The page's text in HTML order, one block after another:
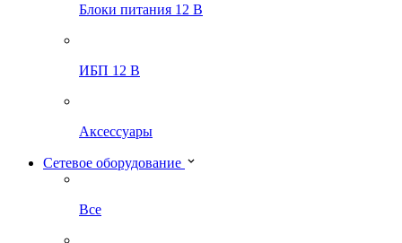
Блоки питания 12 В
ИБП 12 В
Аксессуары
Сетевое оборудование
Все